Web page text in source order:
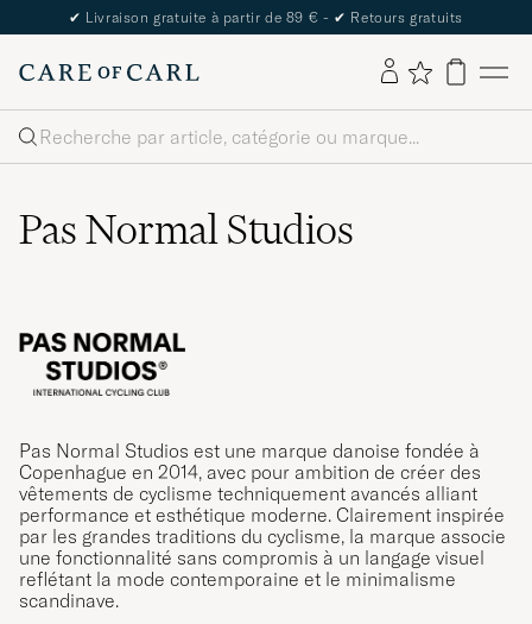
✔ Livraison gratuite à partir de 89 € - ✔ Retours gratuits
Rechercher
Pas Normal Studios
Pas Normal Studios est une marque danoise fondée à
Copenhague en 2014, avec pour ambition de créer des
vêtements de cyclisme techniquement avancés alliant
performance et esthétique moderne. Clairement inspirée
par les grandes traditions du cyclisme, la marque associe
une fonctionnalité sans compromis à un langage visuel
reflétant la mode contemporaine et le minimalisme
scandinave.